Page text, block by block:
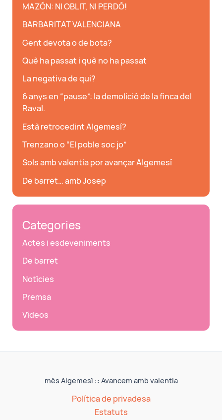
MAZÓN: NI OBLIT, NI PERDÓ!
BARBARITAT VALENCIANA
Gent devota o de bota?
Què ha passat i què no ha passat
La negativa de qui?
6 anys en “pause”: la demolició de la finca del
Raval.
Està retrocedint Algemesí?
Trenzano o “El poble soc jo”
Sols amb valentia por avançar Algemesí
De barret… amb Josep
Categories
Actes i esdeveniments
De barret
Notícies
Premsa
Vídeos
més Algemesí :: Avancem amb valentia
Política de privadesa
Estatuts